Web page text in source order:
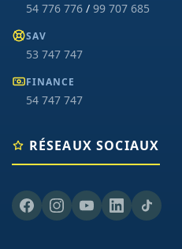
54 776 776/ 99 707 685
SAV
53 747 747
FINANCE
54 747 747
RÉSEAUX SOCIAUX